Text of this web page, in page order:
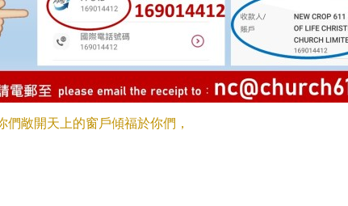
敞開天上的窗戶傾福於你們，